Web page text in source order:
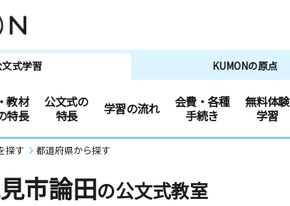
式学習 KUMONの原点
教材
特長
公文式の
特長
学習の流れ
会費・各種
手続き
無料体験
学習
探す 都道府県から探す
市論田の公文式教室